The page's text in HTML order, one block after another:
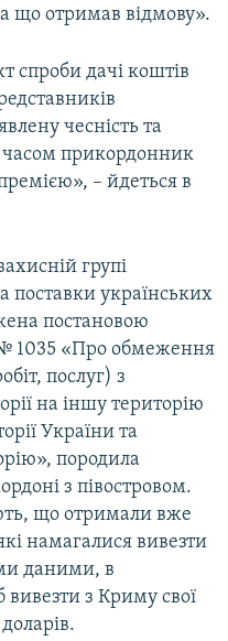
що отримав відмову».
спроби дачі коштів
чесність та
прикордонник
– йдеться в
групі
поставки українських
постановою
№ 1035 «Про обмеження
послуг) з
на іншу територію
України та
породила
з півостровом.
що отримали вже
намагалися вивезти
даними, в
з Криму свої